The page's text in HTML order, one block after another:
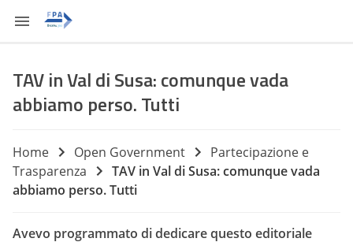
TAV in Val di Susa: comunque vada
abbiamo perso. Tutti
Home Open Government
Partecipazione e
Trasparenza
TAV in Val di Susa: comunque vada
abbiamo perso. Tutti
Avevo programmato di dedicare questo editoriale